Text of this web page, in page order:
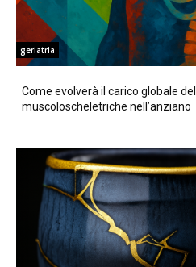
geriatria
Come evolverà il carico globale
muscoloscheletriche nell’anziano